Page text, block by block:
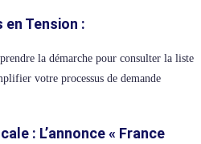
Tension :
la démarche pour consulter la liste
votre processus de demande
: L’annonce « France